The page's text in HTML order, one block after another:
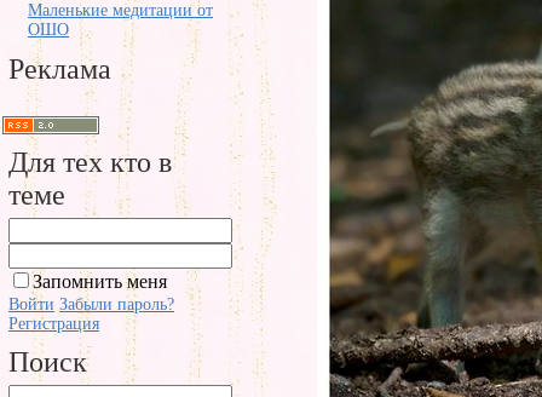
Маленькие медитации от
ОШО
Реклама
Для тех кто в
теме
Запомнить меня
Войти Забыли пароль?
Регистрация
Поиск